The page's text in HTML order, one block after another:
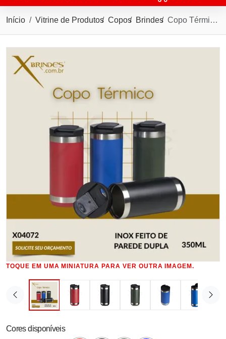
Início Vitrine de Produtos Copos Brindes Copo Térmico de Inox 350 Ml com Parede Dupla X04072
TOQUE EM UMA MINIATURA PARA VER OUTRA IMAGEM.
Cores disponíveis